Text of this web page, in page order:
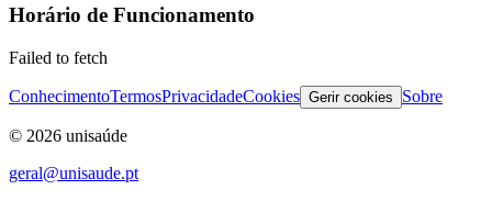
Horário de Funcionamento
Failed to fetch
ConhecimentoTermosPrivacidadeCookies Gerir cookies Sobre
© 2026 unisaúde
geral@unisaude.pt